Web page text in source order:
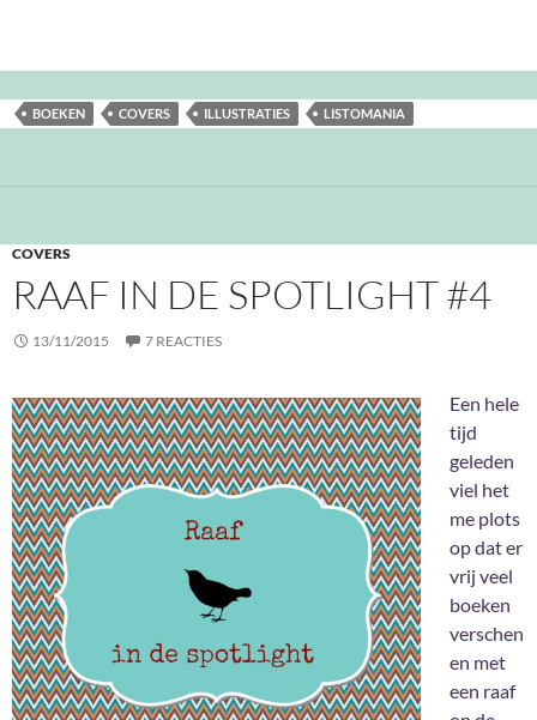
BOEKEN COVERS ILLUSTRATIES LISTOMANIA
COVERS
RAAF IN DE SPOTLIGHT #4
13/11/2015 7 REACTIES
Een hele
tijd
geleden
viel het
me plots
op dat er
vrij veel
boeken
verschen
en met
een raaf